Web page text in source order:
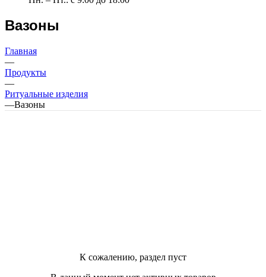
Вазоны
Главная
—
Продукты
—
Ритуальные изделия
—Вазоны
К сожалению, раздел пуст